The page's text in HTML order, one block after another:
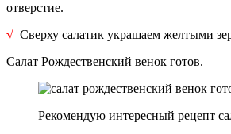
отверстие.
√ Сверху салатик украшаем желтыми
Салат Рождественский венок готов.
Рекомендую интересный рецепт